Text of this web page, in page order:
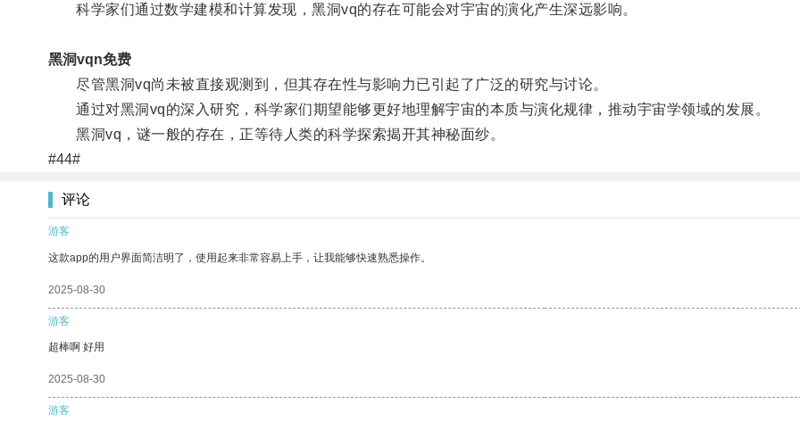
科学家们通过数学建模和计算发现，黑洞vq的存在可能会对宇宙的演化产生深远影响。
黑洞vqn免费
尽管黑洞vq尚未被直接观测到，但其存在性与影响力已引起了广泛的研究与讨论。
通过对黑洞vq的深入研究，科学家们期望能够更好地理解宇宙的本质与演化规律，推动宇宙学领域的发展。
黑洞vq，谜一般的存在，正等待人类的科学探索揭开其神秘面纱。
#44#
评论
游客
这款app的用户界面简洁明了，使用起来非常容易上手，让我能够快速熟悉操作。
2025-08-30
游客
超棒啊 好用
2025-08-30
游客